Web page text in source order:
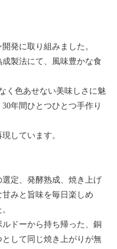
発に取り組みました。
製法にて、風味豊かな食
く色あせない美味しさに魅
年間ひとつひとつ手作り
しています。
定、発酵熟成、焼き上げ
みと旨味を毎日楽しめ
ドーから持ち帰った、銅
して同じ焼き上がりが無